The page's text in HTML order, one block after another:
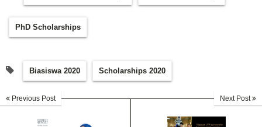
PhD Scholarships
Biasiswa 2020 Scholarships 2020
Previous Post Next Post